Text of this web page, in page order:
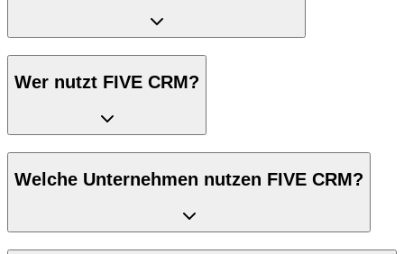
Wer nutzt FIVE CRM?
Welche Unternehmen nutzen FIVE CRM?